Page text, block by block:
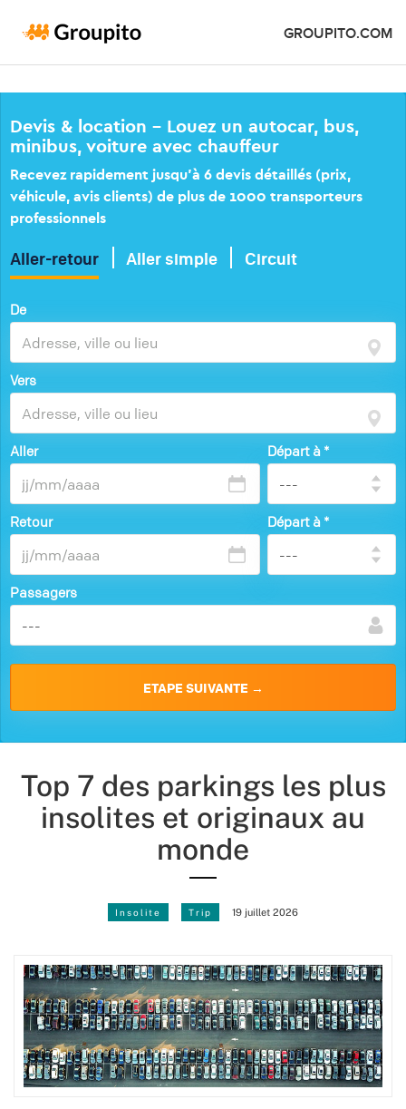
GROUPITO.COM
Devis & location – Louez un autocar, bus,
minibus, voiture avec chauffeur
Recevez rapidement jusqu’à 6 devis détaillés (prix,
véhicule, avis clients) de plus de 1000 transporteurs
professionnels
Aller-retour Aller simple Circuit
De
Vers
Aller Départ à *
Retour Départ à *
Passagers
Top 7 des parkings les plus
insolites et originaux au
monde
Insolite Trip 19 juillet 2026